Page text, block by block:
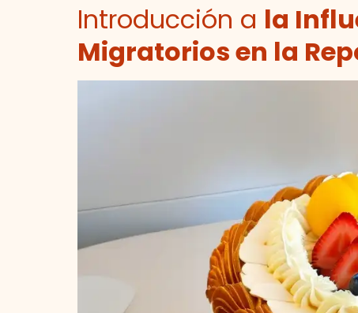
Introducción a la
Migratorios en la